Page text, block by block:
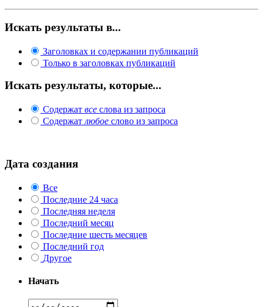
Искать результаты в...
Заголовках и содержании публикаций
Только в заголовках публикаций
Искать результаты, которые...
Содержат все слова из запроса
Содержат любое слово из запроса
Дата создания
Все
Последние 24 часа
Последняя неделя
Последний месяц
Последние шесть месяцев
Последний год
Другое
Начать